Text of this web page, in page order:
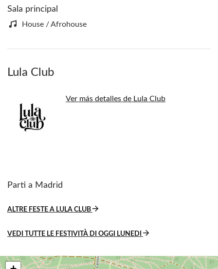
Sala principal
House / Afrohouse
Lula Club
Ver más detalles de Lula Club
Parti a Madrid
ALTRE FESTE A LULA CLUB
VEDI TUTTE LE FESTIVITÀ DI OGGI LUNEDI